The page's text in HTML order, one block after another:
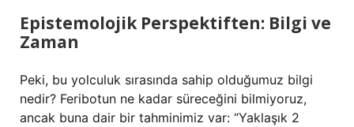
Epistemolojik Perspektiften: Bilgi ve
Zaman
Peki, bu yolculuk sırasında sahip olduğumuz bilgi
nedir? Feribotun ne kadar süreceğini bilmiyoruz,
ancak buna dair bir tahminimiz var: “Yaklaşık 2